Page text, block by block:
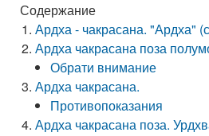
Содержание
Ардха - чакрасана. "Ардха"
Ардха чакрасана поза
Обрати внимание
Ардха чакрасана.
Противопоказания
Ардха чакрасана поза.